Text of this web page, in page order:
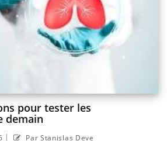
pour tester les
demain
| Par Stanislas Deve